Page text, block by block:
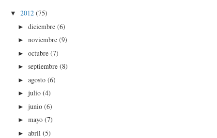
▼ 2012 (75)
►diciembre(6)
►noviembre(9)
►octubre(7)
►septiembre(8)
►agosto(6)
►julio(4)
►junio(6)
►mayo(7)
►abril(5)